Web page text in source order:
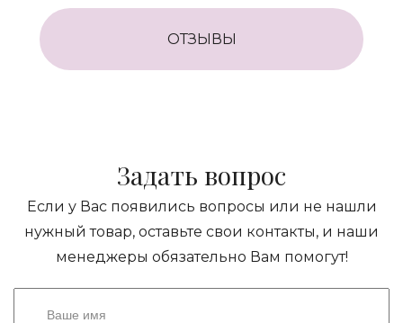
ОТЗЫВЫ
Задать вопрос
Если у Вас появились вопросы или не нашли
нужный товар, оставьте свои контакты, и наши
менеджеры обязательно Вам помогут!